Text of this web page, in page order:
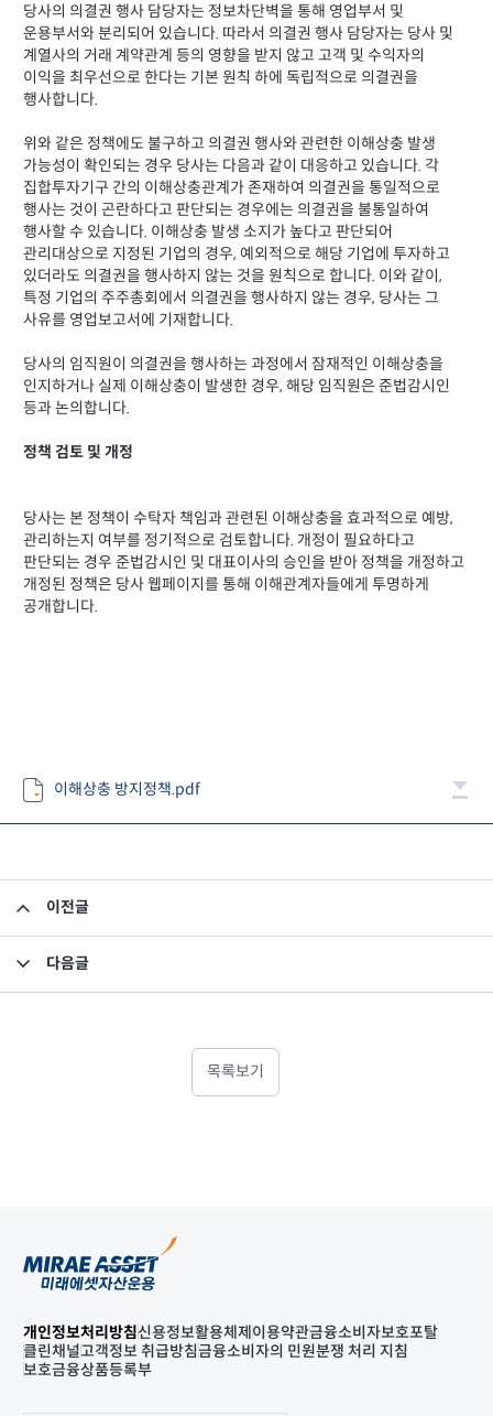
당사의 의결권 행사 담당자는 정보차단벽을 통해 영업부서 및
운용부서와 분리되어 있습니다. 따라서 의결권 행사 담당자는 당사 및
계열사의 거래 계약관계 등의 영향을 받지 않고 고객 및 수익자의
이익을 최우선으로 한다는 기본 원칙 하에 독립적으로 의결권을
행사합니다.
위와 같은 정책에도 불구하고 의결권 행사와 관련한 이해상충 발생
가능성이 확인되는 경우 당사는 다음과 같이 대응하고 있습니다. 각
집합투자기구 간의 이해상충관계가 존재하여 의결권을 통일적으로
행사는 것이 곤란하다고 판단되는 경우에는 의결권을 불통일하여
행사할 수 있습니다. 이해상충 발생 소지가 높다고 판단되어
관리대상으로 지정된 기업의 경우, 예외적으로 해당 기업에 투자하고
있더라도 의결권을 행사하지 않는 것을 원칙으로 합니다. 이와 같이,
특정 기업의 주주총회에서 의결권을 행사하지 않는 경우, 당사는 그
사유를 영업보고서에 기재합니다.
당사의 임직원이 의결권을 행사하는 과정에서 잠재적인 이해상충을
인지하거나 실제 이해상충이 발생한 경우, 해당 임직원은 준법감시인
등과 논의합니다.
정책 검토 및 개정
당사는 본 정책이 수탁자 책임과 관련된 이해상충을 효과적으로 예방,
관리하는지 여부를 정기적으로 검토합니다. 개정이 필요하다고
판단되는 경우 준법감시인 및 대표이사의 승인을 받아 정책을 개정하고
개정된 정책은 당사 웹페이지를 통해 이해관계자들에게 투명하게
공개합니다.
이해상충 방지정책.pdf
이전글
다음글
목록보기
개인정보처리방침신용정보활용체제 이용약관금융소비자보호포탈
클린채널고객정보 취급방침금융소비자의 민원분쟁 처리 지침
보호금융상품등록부